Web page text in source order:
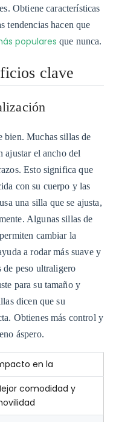
Obtiene características
tendencias hacen que
populares que nunca.
clave
bien. Muchas sillas de
ajustar el ancho del
Esto significa que
con su cuerpo y las
una silla que se ajusta,
Algunas sillas de
cambiar la
a rodar más suave y
de peso ultraligero
para su tamaño y
dicen que su
Obtienes más control y
áspero.
en la
comodidad y